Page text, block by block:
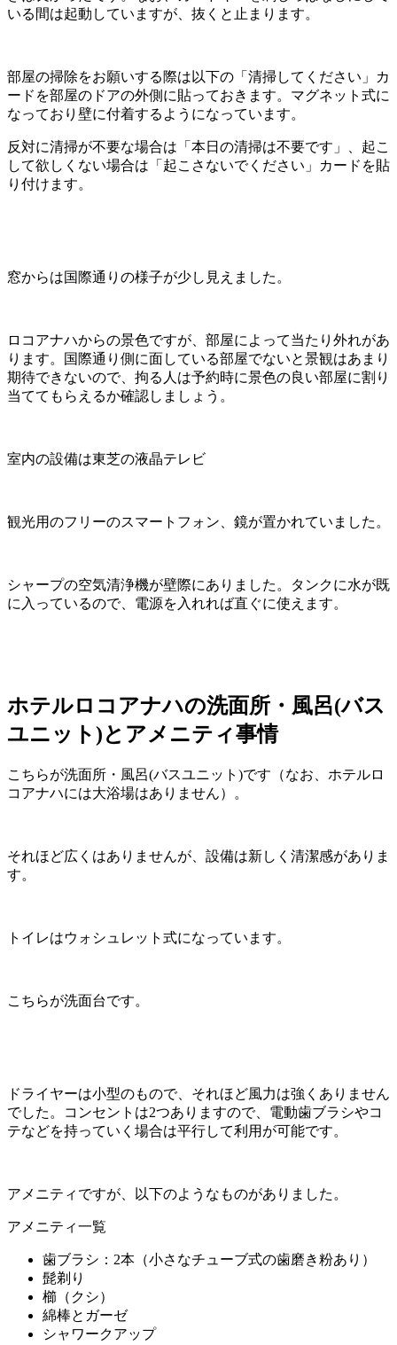
いる間は起動していますが、抜くと止まります。
部屋の掃除をお願いする際は以下の「清掃してください」カ
ードを部屋のドアの外側に貼っておきます。マグネット式に
なっており壁に付着するようになっています。
反対に清掃が不要な場合は「本日の清掃は不要です」、起こ
して欲しくない場合は「起こさないでください」カードを貼
り付けます。
窓からは国際通りの様子が少し見えました。
ロコアナハからの景色ですが、部屋によって当たり外れがあ
ります。国際通り側に面している部屋でないと景観はあまり
期待できないので、拘る人は予約時に景色の良い部屋に割り
当ててもらえるか確認しましょう。
室内の設備は東芝の液晶テレビ
観光用のフリーのスマートフォン、鏡が置かれていました。
シャープの空気清浄機が壁際にありました。タンクに水が既
に入っているので、電源を入れれば直ぐに使えます。
ホテルロコアナハの洗面所・風呂(バス
ユニット)とアメニティ事情
こちらが洗面所・風呂(バスユニット)です（なお、ホテルロ
コアナハには大浴場はありません）。
それほど広くはありませんが、設備は新しく清潔感がありま
す。
トイレはウォシュレット式になっています。
こちらが洗面台です。
ドライヤーは小型のもので、それほど風力は強くありません
でした。コンセントは2つありますので、電動歯ブラシやコ
テなどを持っていく場合は平行して利用が可能です。
アメニティですが、以下のようなものがありました。
アメニティ一覧
歯ブラシ：2本（小さなチューブ式の歯磨き粉あり）
髭剃り
櫛（クシ）
綿棒とガーゼ
シャワークアップ